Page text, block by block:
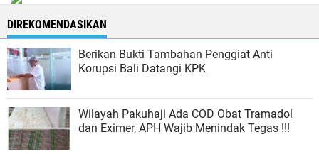
DIREKOMENDASIKAN
Berikan Bukti Tambahan Penggiat Anti
Korupsi Bali Datangi KPK
Wilayah Pakuhaji Ada COD Obat Tramadol
dan Eximer, APH Wajib Menindak Tegas !!!